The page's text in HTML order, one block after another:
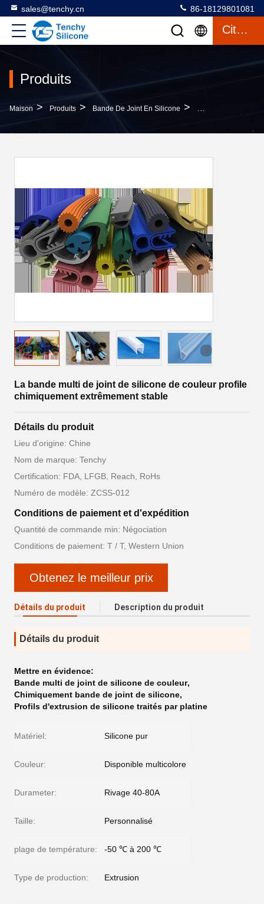
sales@tenchy.cn 86-18129801081
Citation
Produits
Maison > Produits > Bande De Joint En Silicone > La Bande Multi De
La bande multi de joint de silicone de couleur profile
chimiquement extrêmement stable
Détails du produit
Lieu d'origine: Chine
Nom de marque: Tenchy
Certification: FDA, LFGB, Reach, RoHs
Numéro de modèle: ZCSS-012
Conditions de paiement et d'expédition
Quantité de commande min: Négociation
Conditions de paiement: T / T, Western Union
Obtenez le meilleur prix
Détails du produit Description du produit
Détails du produit
Mettre en évidence:
Bande multi de joint de silicone de couleur,
Chimiquement bande de joint de silicone,
Profils d'extrusion de silicone traités par platine
Matériel: Silicone pur
Couleur: Disponible multicolore
Durameter: Rivage 40-80A
Taille: Personnalisé
plage de température: -50 ℃ à 200 ℃
Type de production: Extrusion